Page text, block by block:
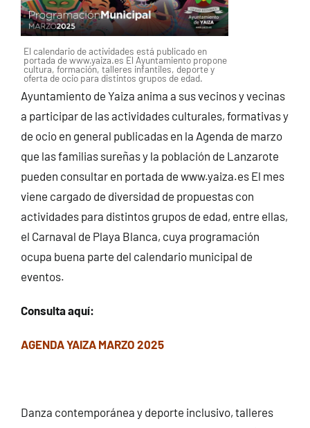
El calendario de actividades está publicado en
portada de www.yaiza.es El Ayuntamiento propone
cultura, formación, talleres infantiles, deporte y
oferta de ocio para distintos grupos de edad.
Ayuntamiento de Yaiza anima a sus vecinos y vecinas
a participar de las actividades culturales, formativas y
de ocio en general publicadas en la Agenda de marzo
que las familias sureñas y la población de Lanzarote
pueden consultar en portada de www.yaiza.es El mes
viene cargado de diversidad de propuestas con
actividades para distintos grupos de edad, entre ellas,
el Carnaval de Playa Blanca, cuya programación
ocupa buena parte del calendario municipal de
eventos.
Consulta aquí:
AGENDA YAIZA MARZO 2025
Danza contemporánea y deporte inclusivo, talleres